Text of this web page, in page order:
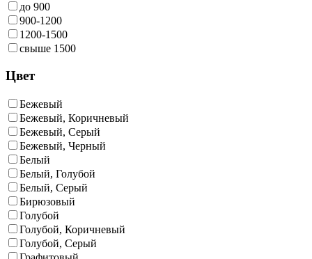
до 900
900-1200
1200-1500
свыше 1500
Цвет
Бежевый
Бежевый, Коричневый
Бежевый, Серый
Бежевый, Черный
Белый
Белый, Голубой
Белый, Серый
Бирюзовый
Голубой
Голубой, Коричневый
Голубой, Серый